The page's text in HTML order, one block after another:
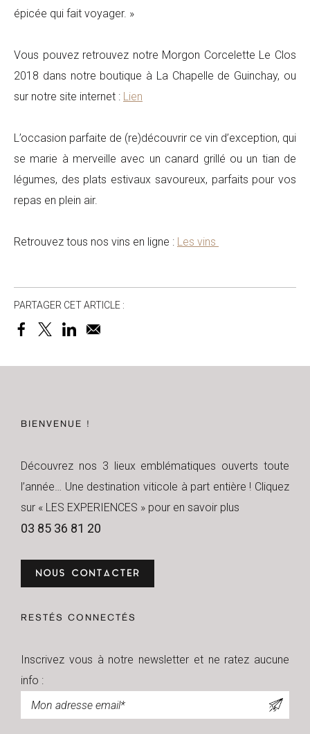
épicée qui fait voyager. »
Vous pouvez retrouvez notre Morgon Corcelette Le Clos
2018 dans notre boutique à La Chapelle de Guinchay, ou
sur notre site internet : Lien
L’occasion parfaite de (re)découvrir ce vin d’exception, qui
se marie à merveille avec un canard grillé ou un tian de
légumes, des plats estivaux savoureux, parfaits pour vos
repas en plein air.
Retrouvez tous nos vins en ligne : Les vins
PARTAGER CET ARTICLE :
BIENVENUE !
Découvrez nos 3 lieux emblématiques ouverts toute
l’année… Une destination viticole à part entière ! Cliquez
sur « LES EXPERIENCES » pour en savoir plus
03 85 36 81 20
NOUS CONTACTER
RESTÉS CONNECTÉS
Inscrivez vous à notre newsletter et ne ratez aucune
info :